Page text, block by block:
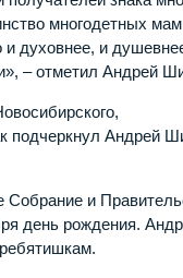
многодетных
и духовнее, и
– отметил Андрей
подчеркнул Андрей
Собрание и
день рождения.